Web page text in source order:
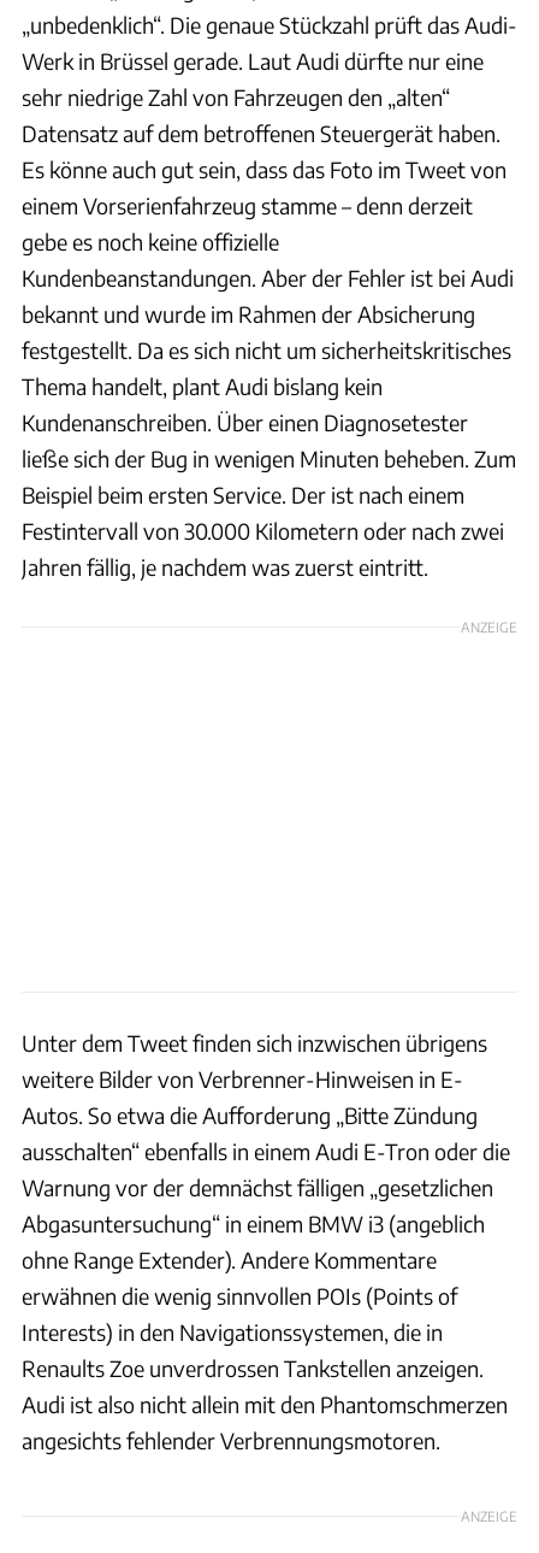
„unbedenklich“. Die genaue Stückzahl prüft das Audi-
Werk in Brüssel gerade. Laut Audi dürfte nur eine
sehr niedrige Zahl von Fahrzeugen den „alten“
Datensatz auf dem betroffenen Steuergerät haben.
Es könne auch gut sein, dass das Foto im Tweet von
einem Vorserienfahrzeug stamme – denn derzeit
gebe es noch keine offizielle
Kundenbeanstandungen. Aber der Fehler ist bei Audi
bekannt und wurde im Rahmen der Absicherung
festgestellt. Da es sich nicht um sicherheitskritisches
Thema handelt, plant Audi bislang kein
Kundenanschreiben. Über einen Diagnosetester
ließe sich der Bug in wenigen Minuten beheben. Zum
Beispiel beim ersten Service. Der ist nach einem
Festintervall von 30.000 Kilometern oder nach zwei
Jahren fällig, je nachdem was zuerst eintritt.
ANZEIGE
Unter dem Tweet finden sich inzwischen übrigens
weitere Bilder von Verbrenner-Hinweisen in E-
Autos. So etwa die Aufforderung „Bitte Zündung
ausschalten“ ebenfalls in einem Audi E-Tron oder die
Warnung vor der demnächst fälligen „gesetzlichen
Abgasuntersuchung“ in einem BMW i3 (angeblich
ohne Range Extender). Andere Kommentare
erwähnen die wenig sinnvollen POIs (Points of
Interests) in den Navigationssystemen, die in
Renaults Zoe unverdrossen Tankstellen anzeigen.
Audi ist also nicht allein mit den Phantomschmerzen
angesichts fehlender Verbrennungsmotoren.
ANZEIGE